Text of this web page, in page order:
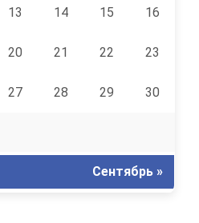
13 14 15 16
20 21 22 23
27 28 29 30
Сентябрь »